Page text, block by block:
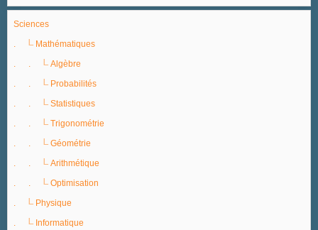
Sciences
.
Mathématiques
. .
Algèbre
. .
Probabilités
. .
Statistiques
. .
Trigonométrie
. .
Géométrie
. .
Arithmétique
. .
Optimisation
.
Physique
.
Informatique